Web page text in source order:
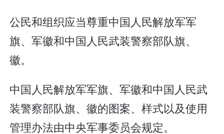
公民和组织应当尊重中国人民解放军军
旗、军徽和中国人民武装警察部队旗、
徽。
中国人民解放军军旗、军徽和中国人民武
装警察部队旗、徽的图案、样式以及使用
管理办法由中央军事委员会规定。